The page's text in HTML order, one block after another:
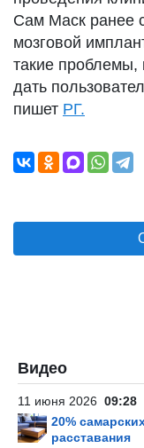
Сам Маск ранее
мозговой
такие проблемы,
дать
пишет РГ.
Видео
11 июня 2026 09:28
20%
расставания